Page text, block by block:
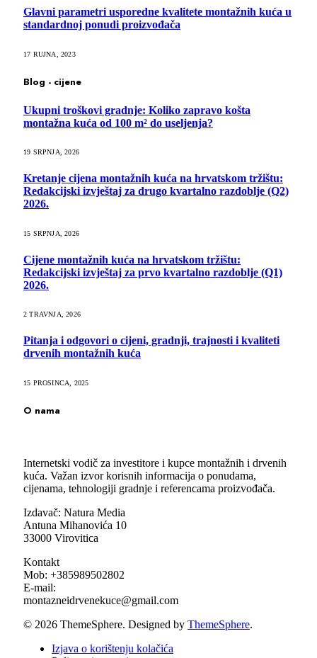
Glavni parametri usporedne kvalitete montažnih kuća u
standardnoj ponudi proizvođača
17 RUJNA, 2023
Blog - cijene
Ukupni troškovi gradnje: Koliko zapravo košta
montažna kuća od 100 m² do useljenja?
19 SRPNJA, 2026
Kretanje cijena montažnih kuća na hrvatskom tržištu:
Redakcijski izvještaj za drugo kvartalno razdoblje (Q2)
2026.
15 SRPNJA, 2026
Cijene montažnih kuća na hrvatskom tržištu:
Redakcijski izvještaj za prvo kvartalno razdoblje (Q1)
2026.
2 TRAVNJA, 2026
Pitanja i odgovori o cijeni, gradnji, trajnosti i kvaliteti
drvenih montažnih kuća
15 PROSINCA, 2025
O nama
Internetski vodič za investitore i kupce montažnih i drvenih
kuća. Važan izvor korisnih informacija o ponudama,
cijenama, tehnologiji gradnje i referencama proizvođača.
Izdavač: Natura Media
Antuna Mihanovića 10
33000 Virovitica
Kontakt
Mob: +385989502802
E-mail:
montazneidrvenekuce@gmail.com
© 2026 ThemeSphere. Designed by ThemeSphere.
Izjava o korištenju kolačića